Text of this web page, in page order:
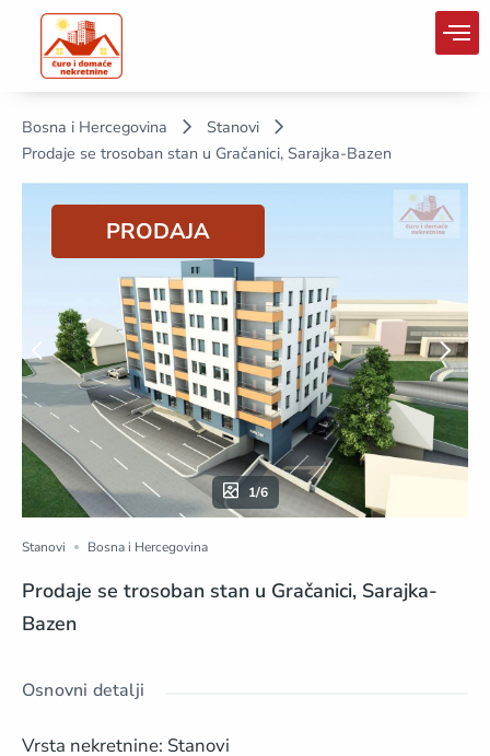
Bosna i Hercegovina
Stanovi
Prodaje se trosoban stan u Gračanici, Sarajka-Bazen
PRODAJA
1/6
Stanovi Bosna i Hercegovina
Prodaje se trosoban stan u Gračanici, Sarajka-
Bazen
Osnovni detalji
Vrsta nekretnine: Stanovi